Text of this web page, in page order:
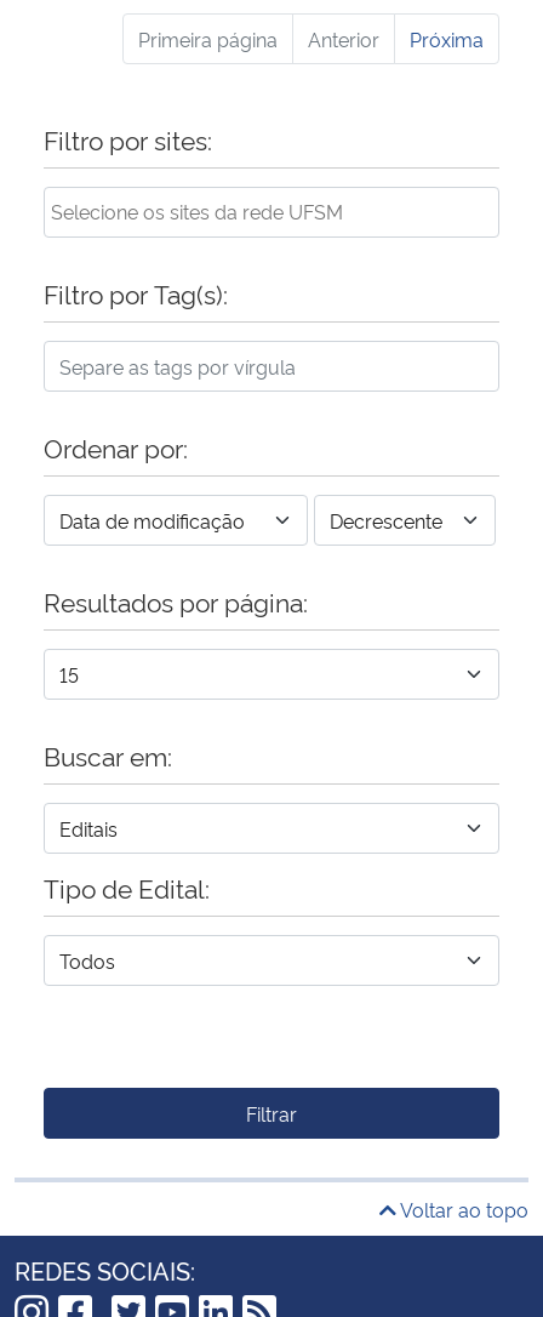
Primeira página Anterior Próxima
Filtro por sites:
Filtro por Tag(s):
Ordenar por:
Resultados por página:
Buscar em:
Tipo de Edital:
Filtrar
Voltar ao topo
REDES SOCIAIS: